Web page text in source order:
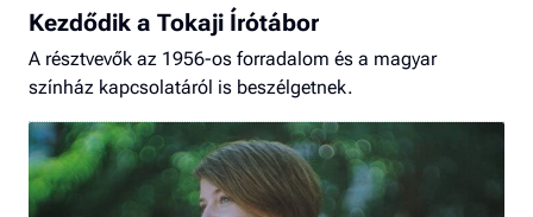
Kezdődik a Tokaji Írótábor
A résztvevők az 1956-os forradalom és a magyar
színház kapcsolatáról is beszélgetnek.